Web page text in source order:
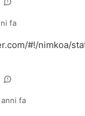
fa
#!/nimkoa/
anni fa